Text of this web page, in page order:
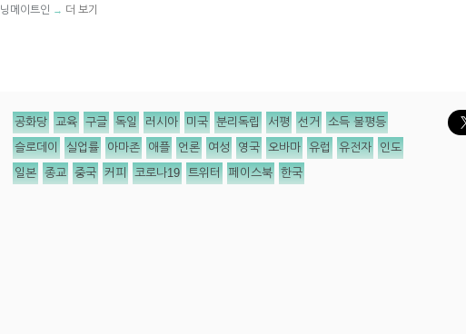
메이트인 → 더 보기
공화당 교육 구글 독일 러시아 미국 분리독립 서평 선거 소득 불평등
슬로데이 실업률 아마존 애플 언론 여성 영국 오바마 유럽 유전자 인도
일본 종교 중국 커피 코로나19 트위터 페이스북 한국